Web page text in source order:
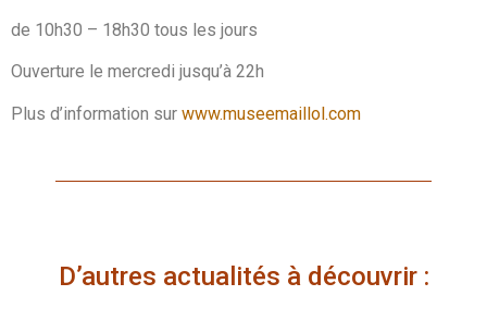
de 10h30 – 18h30 tous les jours
Ouverture le mercredi jusqu’à 22h
Plus d’information sur www.museemaillol.com
D’autres actualités à découvrir :